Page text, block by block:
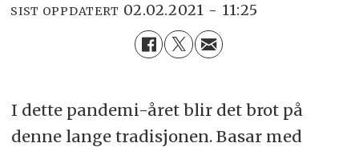
SIST OPPDATERT 02.02.2021 - 11:25
I dette pandemi-året blir det brot på
denne lange tradisjonen. Basar med